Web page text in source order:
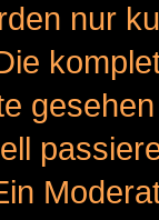
nur